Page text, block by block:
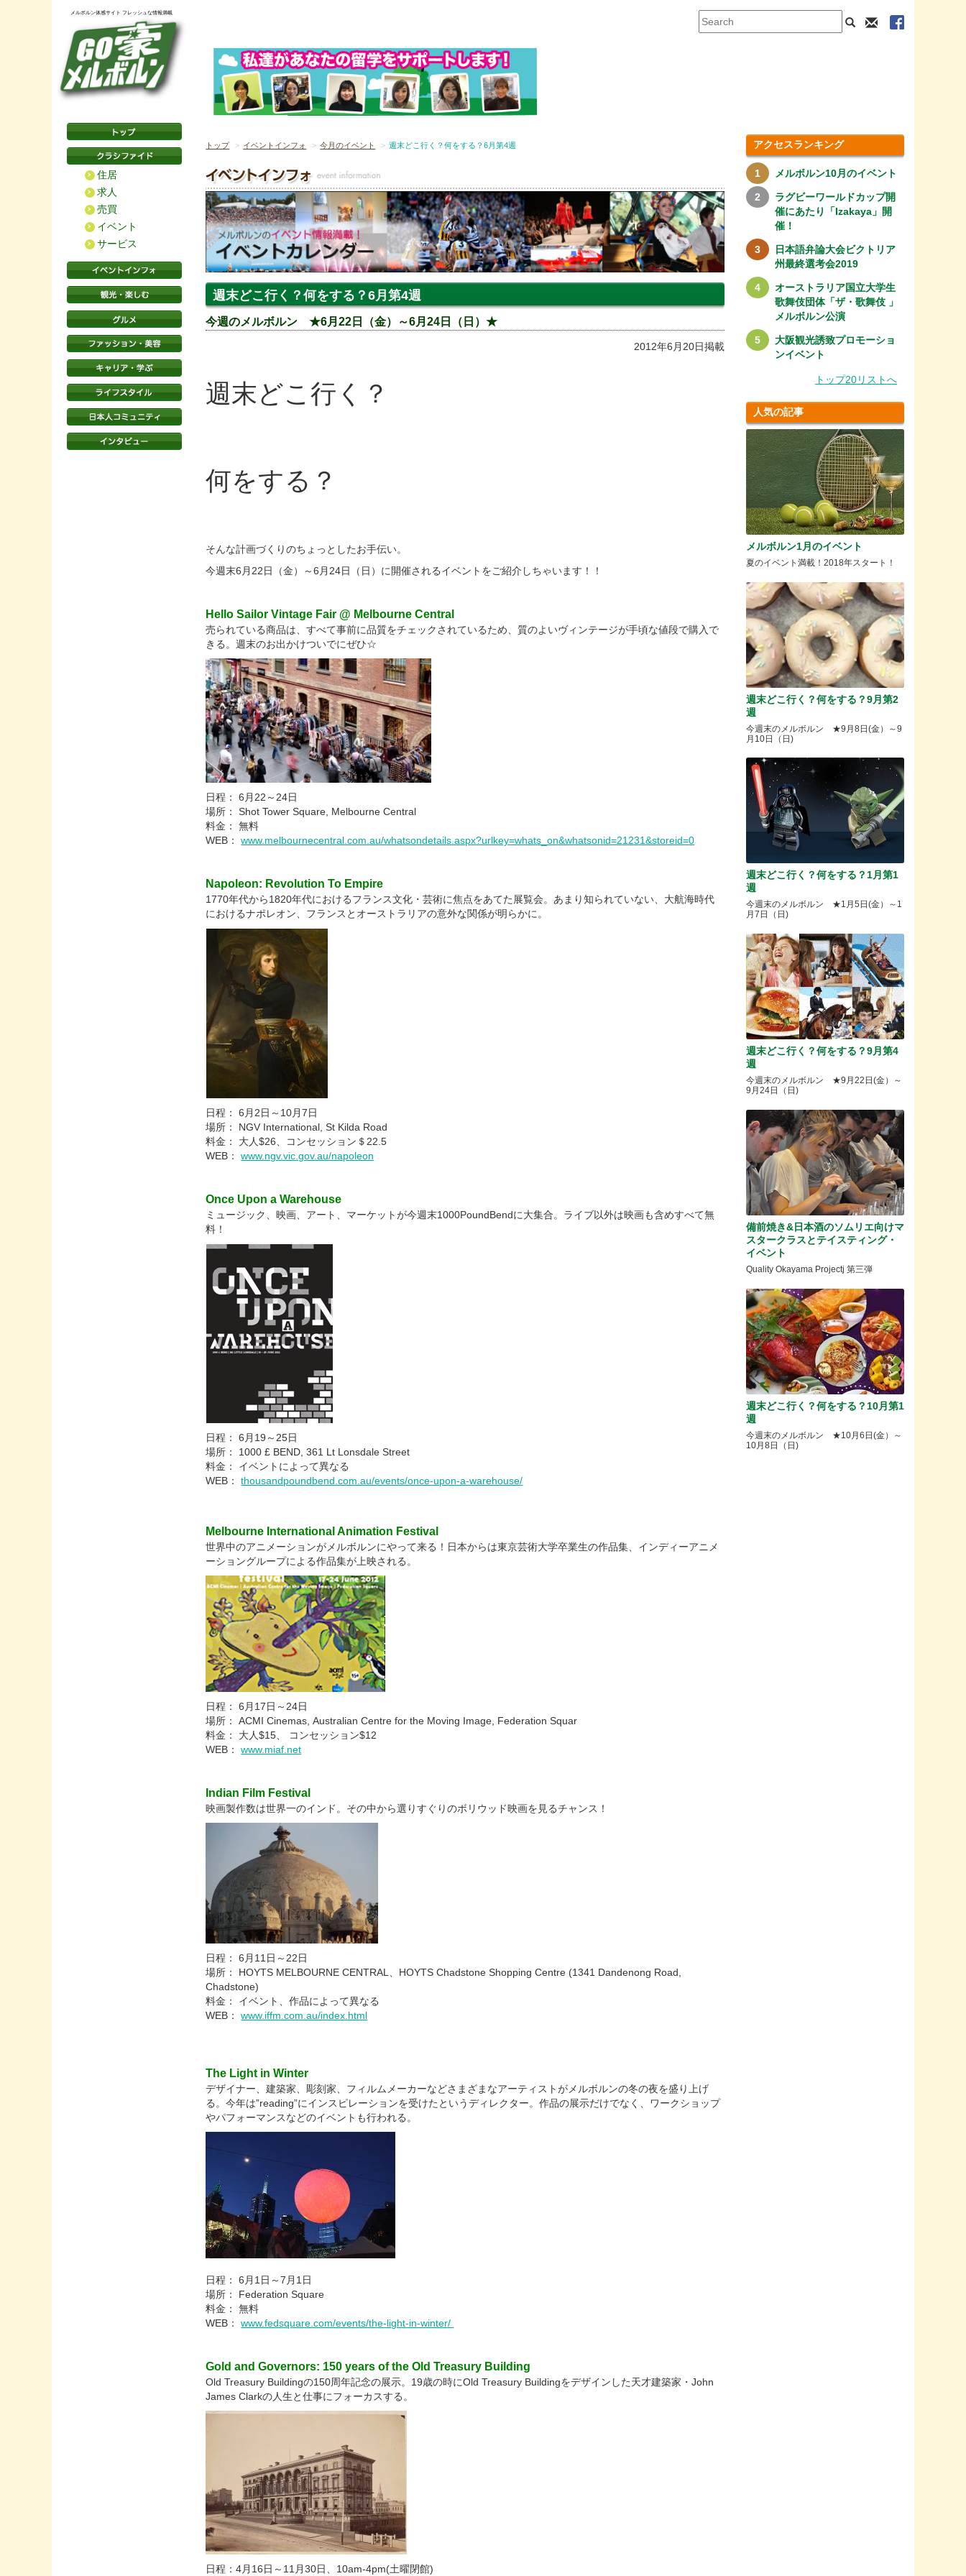
メルボルン体感サイト フレッシュな情報満載
住居
求人
売買
イベント
サービス
トップ イベントインフォ 今月のイベント 週末どこ行く？何をする？6月第4週
週末どこ行く？何をする？6月第4週
今週のメルボルン ★6月22日（金）～6月24日（日）★
2012年6月20日掲載
週末どこ行く？
何をする？
そんな計画づくりのちょっとしたお手伝い。
今週末6月22日（金）～6月24日（日）に開催されるイベントをご紹介しちゃいます！！
Hello Sailor Vintage Fair @ Melbourne Central
売られている商品は、すべて事前に品質をチェックされているため、質のよいヴィンテージが手頃な値段で購入で
きる。週末のお出かけついでにぜひ☆
日程： 6月22～24日
場所： Shot Tower Square, Melbourne Central
料金： 無料
WEB：www.melbournecentral.com.au/whatsondetails.aspx?urlkey=whats_on&whatsonid=21231&storeid=0
Napoleon: Revolution To Empire
1770年代から1820年代におけるフランス文化・芸術に焦点をあてた展覧会。あまり知られていない、大航海時代
におけるナポレオン、フランスとオーストラリアの意外な関係が明らかに。
日程： 6月2日～10月7日
場所： NGV International, St Kilda Road
料金： 大人$26、コンセッション＄22.5
WEB：www.ngv.vic.gov.au/napoleon
Once Upon a Warehouse
ミュージック、映画、アート、マーケットが今週末1000PoundBendに大集合。ライブ以外は映画も含めすべて無
料！
日程： 6月19～25日
場所： 1000 £ BEND, 361 Lt Lonsdale Street
料金： イベントによって異なる
WEB：thousandpoundbend.com.au/events/once-upon-a-warehouse/
Melbourne International Animation Festival
世界中のアニメーションがメルボルンにやって来る！日本からは東京芸術大学卒業生の作品集、インディーアニメ
ーショングループによる作品集が上映される。
日程： 6月17日～24日
場所： ACMI Cinemas, Australian Centre for the Moving Image, Federation Squar
料金： 大人$15、 コンセッション$12
WEB：www.miaf.net
Indian Film Festival
映画製作数は世界一のインド。その中から選りすぐりのボリウッド映画を見るチャンス！
日程： 6月11日～22日
場所： HOYTS MELBOURNE CENTRAL、HOYTS Chadstone Shopping Centre (1341 Dandenong Road,
Chadstone)
料金： イベント、作品によって異なる
WEB：www.iffm.com.au/index.html
The Light in Winter
デザイナー、建築家、彫刻家、フィルムメーカーなどさまざまなアーティストがメルボルンの冬の夜を盛り上げ
る。今年は”reading”にインスピレーションを受けたというディレクター。作品の展示だけでなく、ワークショップ
やパフォーマンスなどのイベントも行われる。
日程： 6月1日～7月1日
場所： Federation Square
料金： 無料
WEB：www.fedsquare.com/events/the-light-in-winter/
Gold and Governors: 150 years of the Old Treasury Building
Old Treasury Buildingの150周年記念の展示。19歳の時にOld Treasury Buildingをデザインした天才建築家・John
James Clarkの人生と仕事にフォーカスする。
日程：4月16日～11月30日、10am-4pm(土曜閉館)
アクセスランキング
メルボルン10月のイベント
ラグビーワールドカップ開
催にあたり「Izakaya」開
催！
日本語弁論大会ビクトリア
州最終選考会2019
オーストラリア国立大学生
歌舞伎団体「ザ・歌舞伎 」
メルボルン公演
大阪観光誘致プロモーショ
ンイベント
トップ20リストへ
人気の記事
メルボルン1月のイベント
夏のイベント満載！2018年スタート！
週末どこ行く？何をする？9月第2
週
今週末のメルボルン ★9月8日(金）～9
月10日（日)
週末どこ行く？何をする？1月第1
週
今週末のメルボルン ★1月5日(金）～1
月7日（日)
週末どこ行く？何をする？9月第4
週
今週末のメルボルン ★9月22日(金）～
9月24日（日)
備前焼き&日本酒のソムリエ向けマ
スタークラスとテイスティング・
イベント
Quality Okayama Projectj 第三弾
週末どこ行く？何をする？10月第1
週
今週末のメルボルン ★10月6日(金）～
10月8日（日)